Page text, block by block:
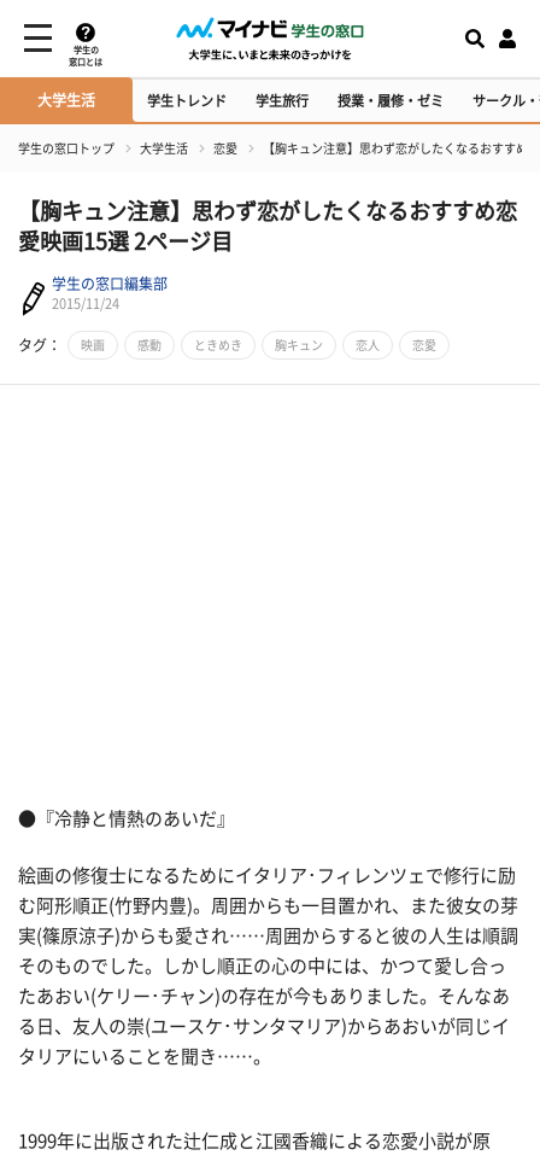
学生の
窓口とは
大学生活 学生トレンド 学生旅行 授業・履修・ゼミ サークル
学生の窓口トップ 大学生活 恋愛 【胸キュン注意】思わず恋がしたくなるおすすめ
【胸キュン注意】思わず恋がしたくなるおすすめ恋
愛映画15選 2ページ目
学生の窓口編集部
2015/11/24
タグ： 映画 感動 ときめき 胸キュン 恋人 恋愛
●『冷静と情熱のあいだ』
絵画の修復士になるためにイタリア･フィレンツェで修行に励
む阿形順正(竹野内豊)。周囲からも一目置かれ、また彼女の芽
実(篠原涼子)からも愛され……周囲からすると彼の人生は順調
そのものでした。しかし順正の心の中には、かつて愛し合っ
たあおい(ケリー･チャン)の存在が今もありました。そんなあ
る日、友人の崇(ユースケ･サンタマリア)からあおいが同じイ
タリアにいることを聞き……。
1999年に出版された辻仁成と江國香織による恋愛小説が原